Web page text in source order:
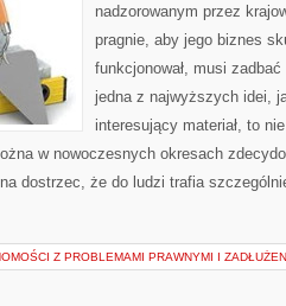
nadzorowanym przez
pragnie, aby jego biznes
funkcjonował, musi
jedna z najwyższych idei,
interesujący materiał, to
w nowoczesnych okresach
dostrzec, że do ludzi trafia
Z PROBLEMAMI PRAWNYMI I